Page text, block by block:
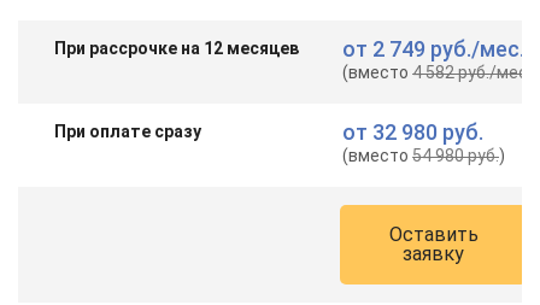
При рассрочке на 12 месяцев от 2 749 руб./мес.
(вместо4 582 руб./мес.
При оплате сразу от 32 980 руб.
(вместо54 980 руб.)
Оставить
заявку